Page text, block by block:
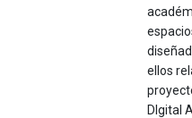
ellos
DIgital